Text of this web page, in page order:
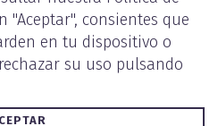
Y COOKIES
"Aceptar", consientes que
en tu dispositivo o
su uso pulsando